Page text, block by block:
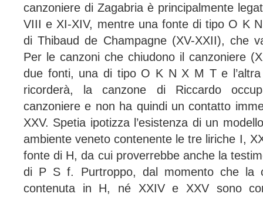
canzoniere di Zagabria è principalmente
VIII e XI-XIV, mentre una fonte di tipo O K
di Thibaud de Champagne (XV-XXII), che
Per le canzoni che chiudono il canzoniere
due fonti, una di tipo O K N X M T e
ricorderà, la canzone di Riccardo
canzoniere e non ha quindi un contatto
XXV. Spetia ipotizza l’esistenza di un
ambiente veneto contenente le tre liriche I,
fonte di H, da cui proverrebbe anche la
di P S f. Purtroppo, dal momento che la
contenuta in H, né XXIV e XXV sono